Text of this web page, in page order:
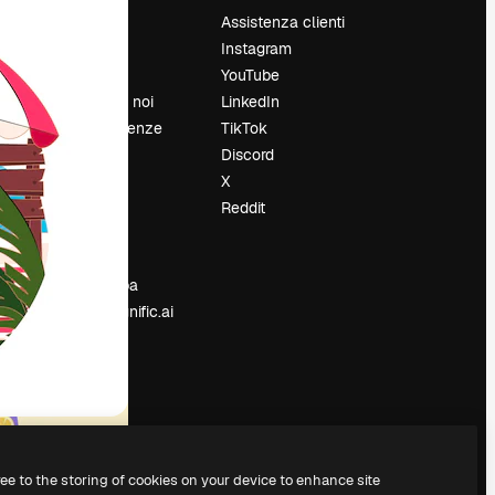
Lavora con noi
Cerca tendenze
Sala stampa
Cerchi magnific.ai
Assistenza clienti
Instagram
YouTube
LinkedIn
TikTok
Discord
X
Reddit
to the storing of cookies on your device to enhance site